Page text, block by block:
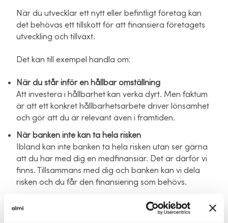
När du utvecklar ett nytt eller befintligt företag kan
det behövas ett tillskott för att finansiera företagets
utveckling och tillväxt.
Det kan till exempel handla om:
När du står inför en hållbar omställning
Att investera i hållbarhet kan verka dyrt. Men faktum
är att ett konkret hållbarhetsarbete driver lönsamhet
och gör att du är relevant även i framtiden.
När banken inte kan ta hela risken
Ibland kan inte banken ta hela risken utan ser gärna
att du har med dig en medfinansiär. Det är därför vi
finns. Tillsammans med dig och banken kan vi dela
risken och du får den finansiering som behövs.
Alla som har en ny idé, tjänst eller produkt bör testa